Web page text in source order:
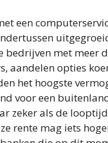
een
bedrijven met meer
aandelen opties
het hoogste
voor een
zeker als de
rente mag iets